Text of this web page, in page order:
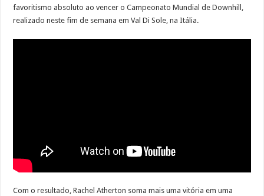
favoritismo absoluto ao vencer o Campeonato Mundial de Downhill,
realizado neste fim de semana em Val Di Sole, na Itália.
Com o resultado, Rachel Atherton soma mais uma vitória em uma